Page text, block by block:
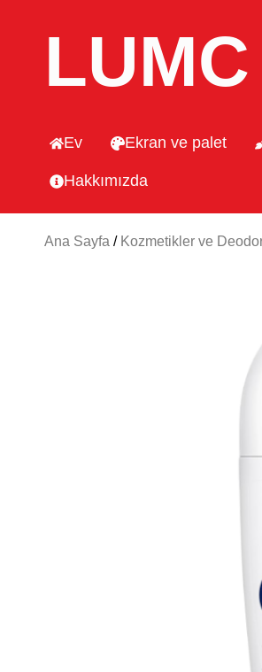
LUMC
Ev Ekran ve palet
Hakkımızda
Ana Sayfa / Kozmetikler ve